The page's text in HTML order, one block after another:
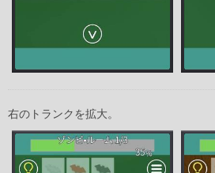
右のトランクを拡大。